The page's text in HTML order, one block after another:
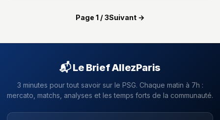
Page 1 / 3Suivant →
📬 Le Brief AllezParis
3 minutes pour tout savoir sur le PSG. Chaque matin à 7h :
mercato, matchs, analyses et les temps forts de la communauté.